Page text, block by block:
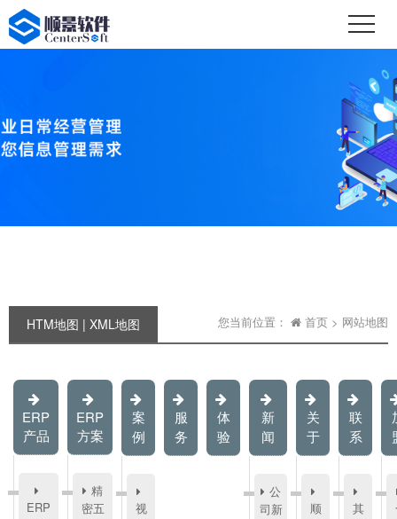
HTM地图 | XML地图 您当前位置： 首页 > 网站地图
ERP
产品
ERP
ERP
方案
精
密五
案
例
视
服
务
体
验
新
闻
公
司新
关
于
顺
联
系
其